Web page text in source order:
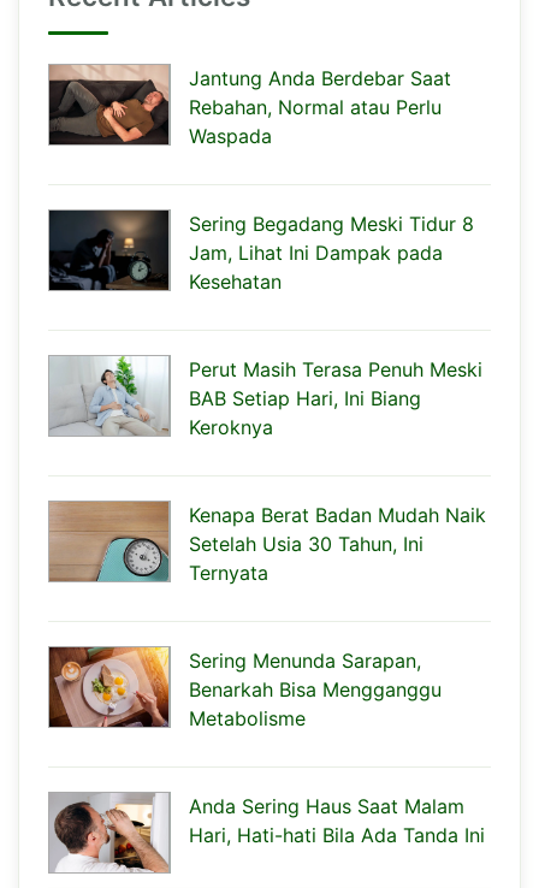
Jantung Anda Berdebar Saat
Rebahan, Normal atau Perlu
Waspada
Sering Begadang Meski Tidur 8
Jam, Lihat Ini Dampak pada
Kesehatan
Perut Masih Terasa Penuh Meski
BAB Setiap Hari, Ini Biang
Keroknya
Kenapa Berat Badan Mudah Naik
Setelah Usia 30 Tahun, Ini
Ternyata
Sering Menunda Sarapan,
Benarkah Bisa Mengganggu
Metabolisme
Anda Sering Haus Saat Malam
Hari, Hati-hati Bila Ada Tanda Ini